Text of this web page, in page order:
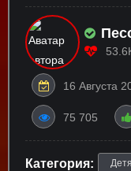
16 Августа
75 705
Категория: